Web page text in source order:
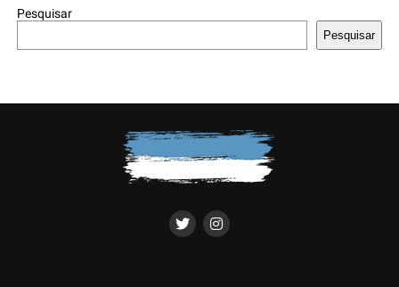
Pesquisar
Pesquisar